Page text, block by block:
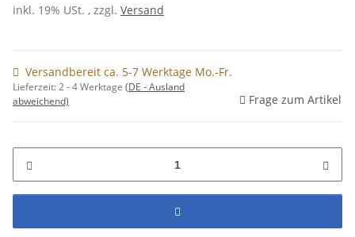
inkl. 19% USt. , zzgl. Versand
Versandbereit ca. 5-7 Werktage Mo.-Fr.
Lieferzeit:2 - 4 Werktage (DE - Ausland
abweichend)
Frage zum Artikel